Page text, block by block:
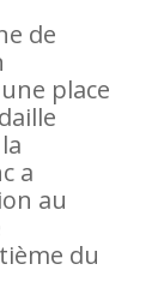
de
place
a
au
du